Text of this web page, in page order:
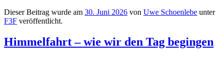
Dieser Beitrag wurde am 30. Juni 2026 von Uwe Schoenlebe unter
F3F veröffentlicht.
Himmelfahrt – wie wir den Tag begingen